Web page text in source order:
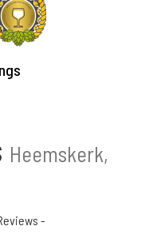
Heemskerk,
-